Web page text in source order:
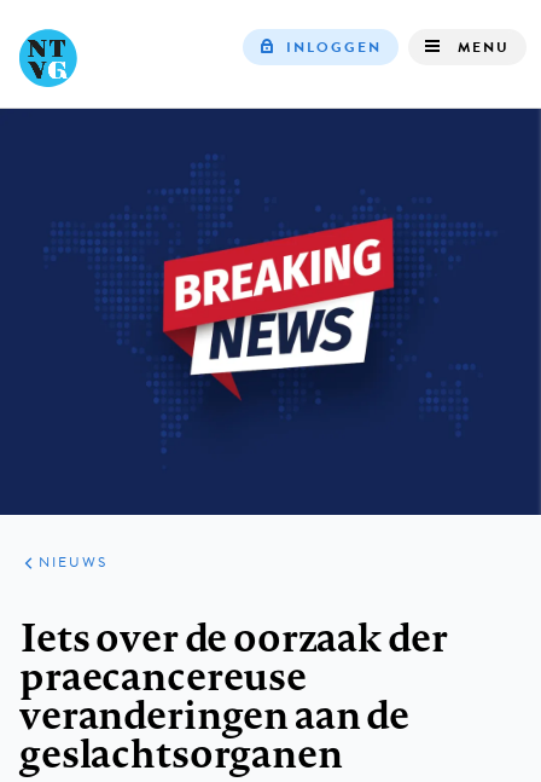
INLOGGEN MENU
ARTIKELEN
HET
KORT
NIEUWS
Iets over de oorzaak der
praecancereuse
veranderingen aan de
geslachtsorganen